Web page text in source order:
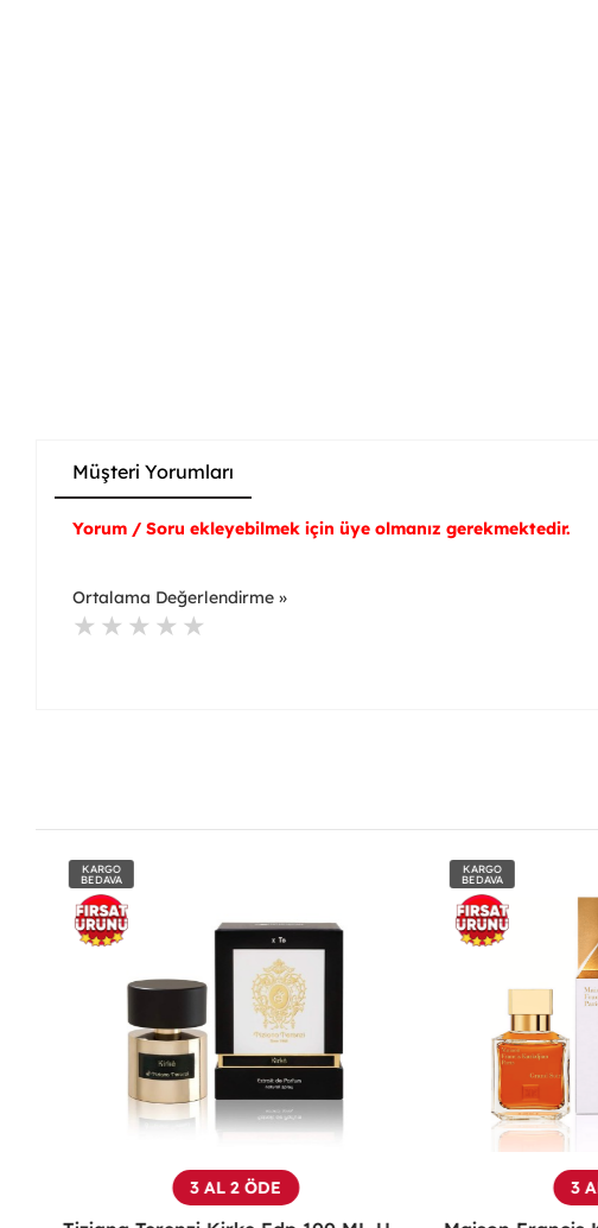
Müşteri Yorumları
Yorum / Soru ekleyebilmek için üye olmanız gerekmektedir.
Ortalama Değerlendirme »
KARGO
BEDAVA
3 AL 2 ÖDE
KARGO
BEDAVA
3